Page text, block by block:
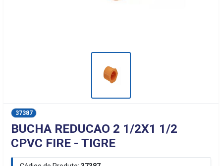
37387
BUCHA REDUCAO 2 1/2X1 1/2
CPVC FIRE - TIGRE